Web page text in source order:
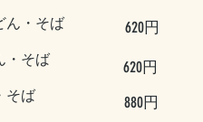
ん・そば
・そば
そば
620円
620円
880円